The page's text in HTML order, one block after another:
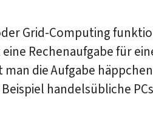
Grid-Computing
Rechenaufgabe für
die Aufgabe
handelsübliche